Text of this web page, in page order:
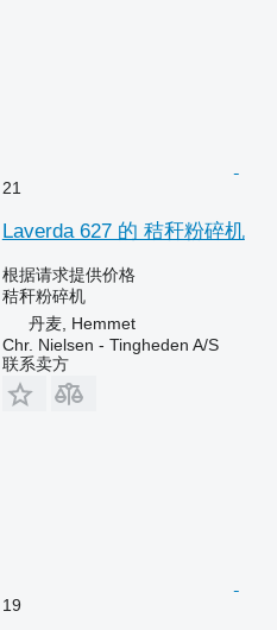
21
Laverda 627 的 秸秆粉碎机
根据请求提供价格
秸秆粉碎机
丹麦, Hemmet
Chr. Nielsen - Tingheden A/S
联系卖方
19